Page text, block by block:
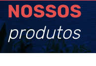
NOSSOS
produtos